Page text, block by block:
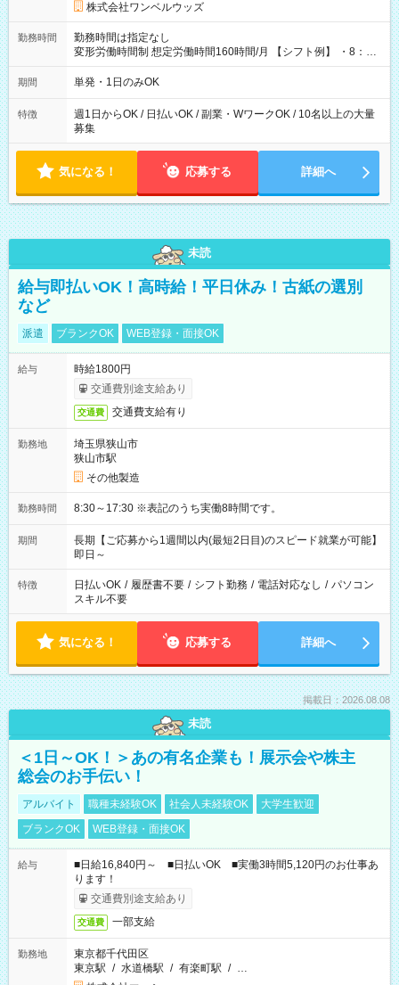
株式会社ワンベルウッズ
勤務時間
勤務時間は指定なし
変形労働時間制 想定労働時間160時間/月 【シフト例】 ・8：00
～21：00
期間 単発・1日のみOK
特徴
週1日からOK / 日払いOK / 副業・WワークOK / 10名以上の大量
募集
気になる！ 応募する 詳細へ
未読
給与即払いOK！高時給！平日休み！古紙の選別
など
派遣 ブランクOK WEB登録・面接OK
給与
時給1800円
交通費別途支給あり
交通費 交通費支給有り
勤務地
埼玉県狭山市
狭山市駅
その他製造
勤務時間 8:30～17:30 ※表記のうち実働8時間です。
期間
長期【ご応募から1週間以内(最短2日目)のスピード就業が可能】
即日～
特徴 日払いOK / 履歴書不要 / シフト勤務 / 電話対応なし / パソコン
スキル不要
気になる！ 応募する 詳細へ
掲載日：2026.08.08
未読
＜1日～OK！＞あの有名企業も！展示会や株主
総会のお手伝い！
アルバイト 職種未経験OK 社会人未経験OK
大学生歓迎
ブランクOK
WEB登録・面接OK
給与
■日給16,840円～ ■日払いOK ■実働3時間5,120円のお仕事あ
ります！
交通費別途支給あり
交通費 一部支給
勤務地
東京都千代田区
東京駅 / 水道橋駅 / 有楽町駅 / …